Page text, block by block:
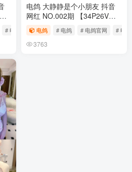
# 电鸽app
电鸽 大静静是个小朋友 抖音
网红 NO.002期 【34P26V】
抖音完整版合集
电鸽 # 电鸽 # 电鸽官网 # 电
3763